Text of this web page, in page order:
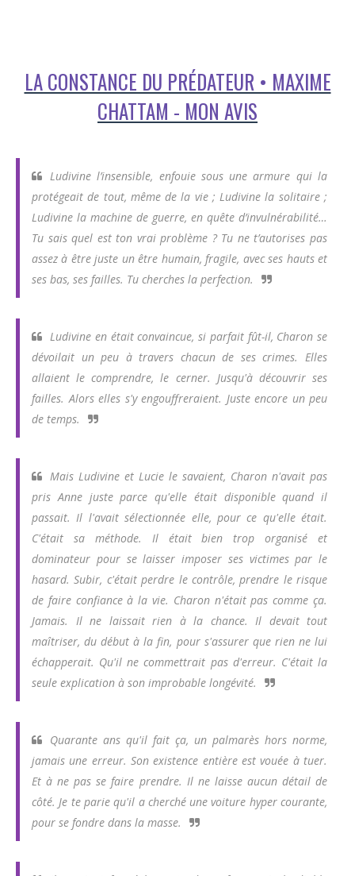
LA CONSTANCE DU PRÉDATEUR • MAXIME
CHATTAM - MON AVIS
Ludivine l’insensible, enfouie sous une armure qui la
protégeait de tout, même de la vie ; Ludivine la solitaire ;
Ludivine la machine de guerre, en quête d’invulnérabilité…
Tu sais quel est ton vrai problème ? Tu ne t’autorises pas
assez à être juste un être humain, fragile, avec ses hauts et
ses bas, ses failles. Tu cherches la perfection.
Ludivine en était convaincue, si parfait fût-il, Charon se
dévoilait un peu à travers chacun de ses crimes. Elles
allaient le comprendre, le cerner. Jusqu'à découvrir ses
failles. Alors elles s'y engouffreraient. Juste encore un peu
de temps.
Mais Ludivine et Lucie le savaient, Charon n'avait pas
pris Anne juste parce qu'elle était disponible quand il
passait. Il l'avait sélectionnée elle, pour ce qu'elle était.
C'était sa méthode. Il était bien trop organisé et
dominateur pour se laisser imposer ses victimes par le
hasard. Subir, c'était perdre le contrôle, prendre le risque
de faire confiance à la vie. Charon n'était pas comme ça.
Jamais. Il ne laissait rien à la chance. Il devait tout
maîtriser, du début à la fin, pour s'assurer que rien ne lui
échapperait. Qu'il ne commettrait pas d'erreur. C'était la
seule explication à son improbable longévité.
Quarante ans qu'il fait ça, un palmarès hors norme,
jamais une erreur. Son existence entière est vouée à tuer.
Et à ne pas se faire prendre. Il ne laisse aucun détail de
côté. Je te parie qu'il a cherché une voiture hyper courante,
pour se fondre dans la masse.